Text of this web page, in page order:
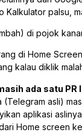
Kalkulator palsu,
di pojok
di Home
kalau diklik
ada satu PR
(Telegram asli)
aplikasi
Home screen